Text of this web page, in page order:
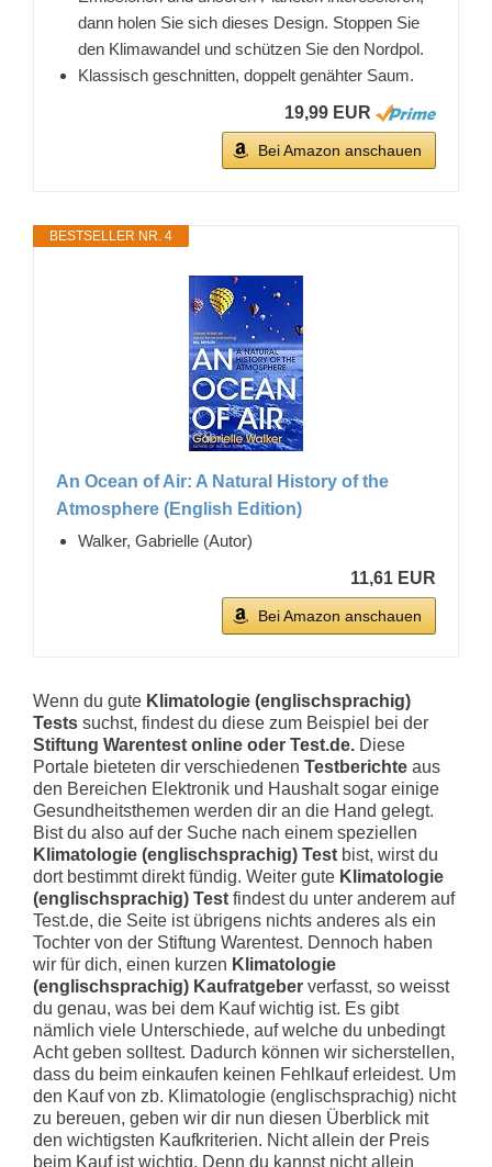
dann holen Sie sich dieses Design. Stoppen Sie
den Klimawandel und schützen Sie den Nordpol.
Klassisch geschnitten, doppelt genähter Saum.
19,99 EUR
Bei Amazon anschauen
BESTSELLER NR. 4
An Ocean of Air: A Natural History of the
Atmosphere (English Edition)
Walker, Gabrielle (Autor)
11,61 EUR
Bei Amazon anschauen
Wenn du gute Klimatologie (englischsprachig)
Tests suchst, findest du diese zum Beispiel bei der
Stiftung Warentest online oder Test.de. Diese
Portale bieteten dir verschiedenen Testberichte aus
den Bereichen Elektronik und Haushalt sogar einige
Gesundheitsthemen werden dir an die Hand gelegt.
Bist du also auf der Suche nach einem speziellen
Klimatologie (englischsprachig) Test bist, wirst du
dort bestimmt direkt fündig. Weiter gute Klimatologie
(englischsprachig) Test findest du unter anderem auf
Test.de, die Seite ist übrigens nichts anderes als ein
Tochter von der Stiftung Warentest. Dennoch haben
wir für dich, einen kurzen Klimatologie
(englischsprachig) Kaufratgeber verfasst, so weisst
du genau, was bei dem Kauf wichtig ist. Es gibt
nämlich viele Unterschiede, auf welche du unbedingt
Acht geben solltest. Dadurch können wir sicherstellen,
dass du beim einkaufen keinen Fehlkauf erleidest. Um
den Kauf von zb. Klimatologie (englischsprachig) nicht
zu bereuen, geben wir dir nun diesen Überblick mit
den wichtigsten Kaufkriterien. Nicht allein der Preis
beim Kauf ist wichtig. Denn du kannst nicht allein